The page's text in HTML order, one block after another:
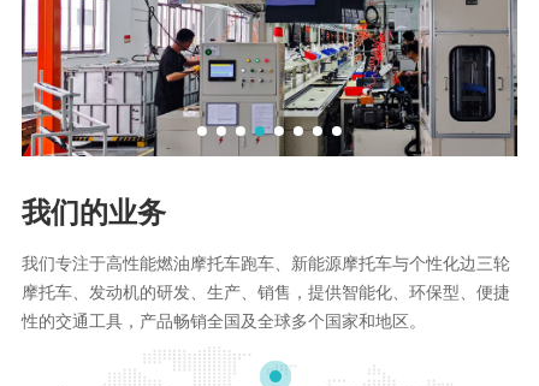
我们的业务
我们专注于高性能燃油摩托车跑车、新能源摩托车与个性化边三轮
摩托车、发动机的研发、生产、销售，提供智能化、环保型、便捷
性的交通工具，产品畅销全国及全球多个国家和地区。